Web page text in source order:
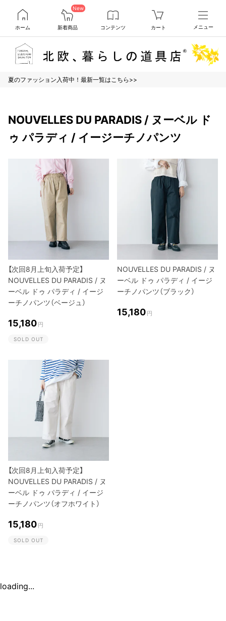
ホーム
New
新着商品 コンテンツ カート メニュー
夏のファッション入荷中！最新一覧はこちら>>
NOUVELLES DU PARADIS / ヌーベル ド
ゥ パラディ / イージーチノパンツ
【次回8月上旬入荷予定】
NOUVELLES DU PARADIS / ヌ
ーベル ドゥ パラディ / イージ
ーチノパンツ（ベージュ）
15,180 円
SOLD OUT
NOUVELLES DU PARADIS / ヌ
ーベル ドゥ パラディ / イージ
ーチノパンツ（ブラック）
15,180 円
【次回8月上旬入荷予定】
NOUVELLES DU PARADIS / ヌ
ーベル ドゥ パラディ / イージ
ーチノパンツ（オフホワイト）
15,180 円
SOLD OUT
loading...